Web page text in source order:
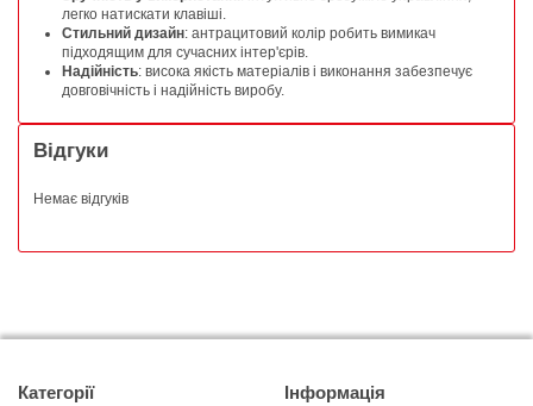
легко натискати клавіші.
Стильний дизайн: антрацитовий колір робить вимикач
підходящим для сучасних інтер'єрів.
Надійність: висока якість матеріалів і виконання забезпечує
довговічність і надійність виробу.
Відгуки
Немає відгуків
Категорії Інформація